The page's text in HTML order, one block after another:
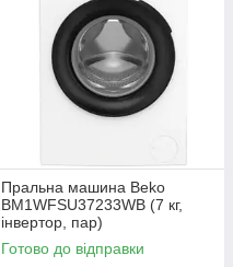
Пральна машина Beko
BM1WFSU37233WB (7 кг,
інвертор, пар)
Готово до відправки